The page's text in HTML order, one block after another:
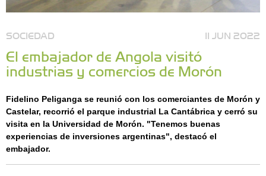
SOCIEDAD 11 JUN 2022
El embajador de Angola visitó
industrias y comercios de Morón
Fidelino Peliganga se reunió con los comerciantes de Morón y
Castelar, recorrió el parque industrial La Cantábrica y cerró su
visita en la Universidad de Morón. "Tenemos buenas
experiencias de inversiones argentinas", destacó el
embajador.